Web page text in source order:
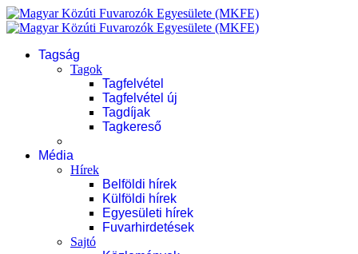
Tagság
Tagok
Tagfelvétel
Tagfelvétel új
Tagdíjak
Tagkereső
Média
Hírek
Belföldi hírek
Külföldi hírek
Egyesületi hírek
Fuvarhirdetések
Sajtó